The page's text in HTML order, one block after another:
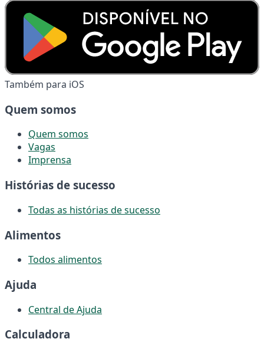
Também para iOS
Quem somos
Quem somos
Vagas
Imprensa
Histórias de sucesso
Todas as histórias de sucesso
Alimentos
Todos alimentos
Ajuda
Central de Ajuda
Calculadora